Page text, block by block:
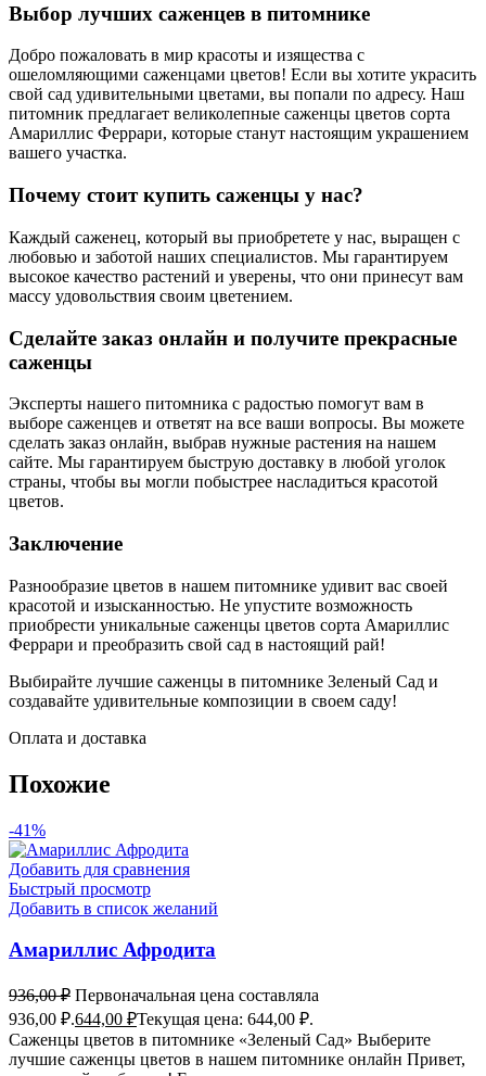
Выбор лучших саженцев в питомнике
Добро пожаловать в мир красоты и изящества с
ошеломляющими саженцами цветов! Если вы хотите украсить
свой сад удивительными цветами, вы попали по адресу. Наш
питомник предлагает великолепные саженцы цветов сорта
Амариллис Феррари, которые станут настоящим украшением
вашего участка.
Почему стоит купить саженцы у нас?
Каждый саженец, который вы приобретете у нас, выращен с
любовью и заботой наших специалистов. Мы гарантируем
высокое качество растений и уверены, что они принесут вам
массу удовольствия своим цветением.
Сделайте заказ онлайн и получите прекрасные
саженцы
Эксперты нашего питомника с радостью помогут вам в
выборе саженцев и ответят на все ваши вопросы. Вы можете
сделать заказ онлайн, выбрав нужные растения на нашем
сайте. Мы гарантируем быструю доставку в любой уголок
страны, чтобы вы могли побыстрее насладиться красотой
цветов.
Заключение
Разнообразие цветов в нашем питомнике удивит вас своей
красотой и изысканностью. Не упустите возможность
приобрести уникальные саженцы цветов сорта Амариллис
Феррари и преобразить свой сад в настоящий рай!
Выбирайте лучшие саженцы в питомнике Зеленый Сад и
создавайте удивительные композиции в своем саду!
Оплата и доставка
Похожие
-41%
Добавить для сравнения
Быстрый просмотр
Добавить в список желаний
Амариллис Афродита
936,00₽ Первоначальная цена составляла
936,00 ₽.644,00 ₽Текущая цена: 644,00 ₽.
Саженцы цветов в питомнике «Зеленый Сад» Выберите
лучшие саженцы цветов в нашем питомнике онлайн Привет,